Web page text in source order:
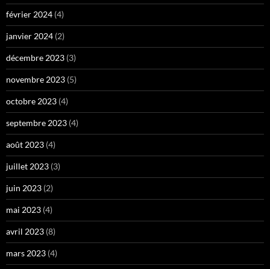
février 2024 (4)
janvier 2024 (2)
décembre 2023 (3)
novembre 2023 (5)
octobre 2023 (4)
septembre 2023 (4)
août 2023 (4)
juillet 2023 (3)
juin 2023 (2)
mai 2023 (4)
avril 2023 (8)
mars 2023 (4)